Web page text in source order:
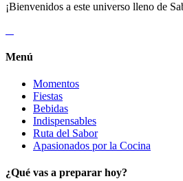
¡Bienvenidos a este universo lleno de
Menú
Momentos
Fiestas
Bebidas
Indispensables
Ruta del Sabor
Apasionados por la Cocina
¿Qué vas a preparar hoy?